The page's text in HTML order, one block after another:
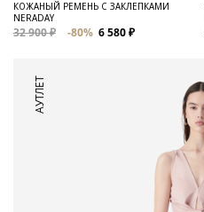
КОЖАНЫЙ РЕМЕНЬ С ЗАКЛЕПКАМИ
NERADAY
32 900 ₽ -80% 6 580 ₽
АУТЛЕТ